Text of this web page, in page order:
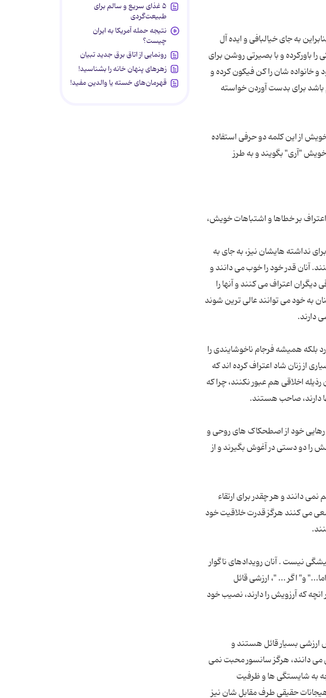
به جای خیالبافی و ایده آل
باورکرده و با بصیرتی روشن برای
خانواده شان را کن فیکون کرده و
باشد برای بدست آوردن خواسته
از این کلمه دو حرفی استفاده
"آری" بگویند و به طرز
اعتراف بر خطاها و اشتباهات خویش،
نداشته هایشان نیز، به جای به
آنان قدر خود را خوب می دانند و
اعتراف می کنند و آنها را
به خود می توانند عالی ترین شوند
بلکه همیشه فرجام ناخوشایندی را
از زنان شاد اعتراف کرده اند که
اخلاقی هم عبور نکنند، چرا که
رهایی خود از اصطحکاک های روحی و
را دو دستی در آغوش بگیرند و از
دانند و هر چقدر برای ارتقاء
می کنند هرگز قدرت خلاقیت خود
نیست . آنان رویدادهای ناگوار
و" اگر ... "، ارزشی قائل
که آرزویش را دارند، نصیب خود
ارزشی بسیار قائل هستند و
می دانند، هرگز سانسور محبت نمی
به شایستگی ها و ظرفیت
حقیقی طرف مقابل شان نیز
۵ غذای سریع و سالم برای
طبیعت‌گردی
نتیجه حمله آمریکا به ایران
چیست؟
رونمایی از اتاق برق جدید تبیان
زهرهای پنهان خانه را بشناسید!
قهرمان‌های خسته یا والدین مفید!